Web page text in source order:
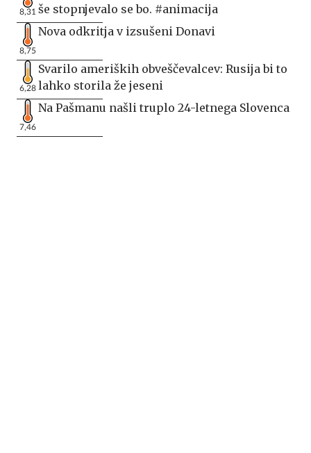
8,31 še stopnjevalo se bo. #animacija
8,75
Nova odkritja v izsušeni Donavi
6,28
Svarilo ameriških obveščevalcev: Rusija bi to
lahko storila že jeseni
7,46
Na Pašmanu našli truplo 24-letnega Slovenca